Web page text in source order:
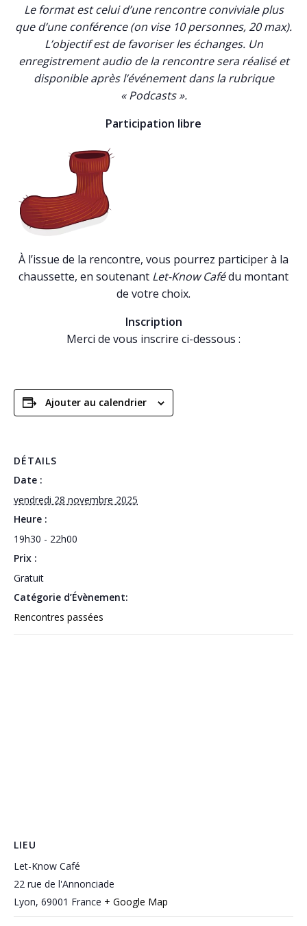
Le format est celui d’une rencontre conviviale plus
que d’une conférence (on vise 10 personnes, 20 max).
L’objectif est de favoriser les échanges. Un
enregistrement audio de la rencontre sera réalisé et
disponible après l’événement dans la rubrique
« Podcasts ».
Participation libre
À l’issue de la rencontre, vous pourrez participer à la
chaussette, en soutenant Let-Know Cafédu montant
de votre choix.
Inscription
Merci de vous inscrire ci-dessous :
Ajouter au calendrier
DÉTAILS
Date :
vendredi 28 novembre 2025
Heure :
19h30 - 22h00
Prix :
Gratuit
Catégorie d’Évènement:
Rencontres passées
LIEU
Let-Know Café
22 rue de l'Annonciade
Lyon, 69001 France + Google Map